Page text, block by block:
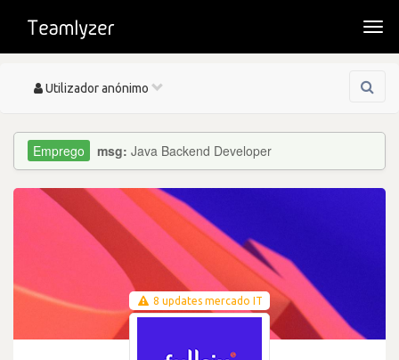
Toggle
Utilizador anónimo
msg: Java Backend Developer
8 updates mercado IT